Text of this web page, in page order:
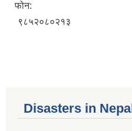
फोन:
९८५२०८०२१३
Disasters in Nepal